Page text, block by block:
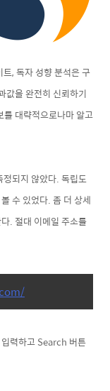
트, 독자성향분석은 구
값을 완전히 신뢰하기
대략적으로나마 알고
되지 않았다. 독립도
수 있었다. 좀 더 상세
. 절대 이메일 주소를
력하고 Search 버튼